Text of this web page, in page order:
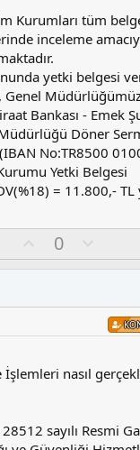
Kurumları tüm
inceleme
yetki belgesi
Bankası - Emek
Döner
No:TR8500
Yetki Belgesi
= 11.800,- TL
y
0
l
s
u
o
y
a
nasıl
sayılı Resmi